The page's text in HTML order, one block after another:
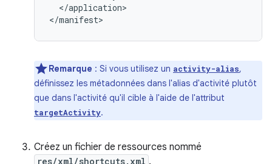
</application>
Remarque : Si vous utilisez un activity-alias,
définissez les métadonnées dans l'alias d'activité plutôt
que dans l'activité qu'il cible à l'aide de l'attribut
targetActivity.
Créez un fichier de ressources nommé
res/xml/shortcuts.xml